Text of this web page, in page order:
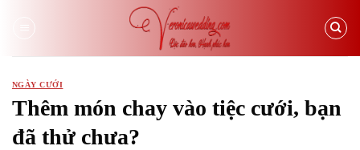
NGÀY CƯỚI
Thêm món chay vào tiệc cưới, bạn
đã thử chưa?